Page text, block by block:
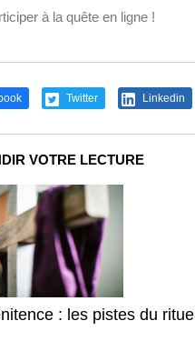
à la quête en ligne !
Twitter Linkedin
VOTRE LECTURE
: les pistes du rituel